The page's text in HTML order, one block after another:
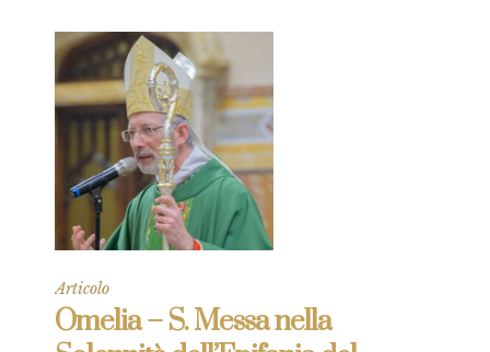
Articolo
Omelia – S. Messa nella